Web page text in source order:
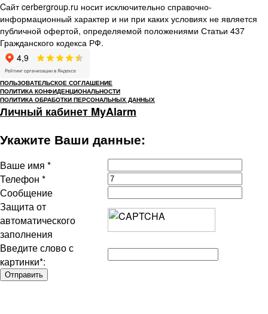
Cайт cerbergroup.ru носит исключительно справочно-
информационный характер и ни при каких условиях не является
публичной офертой, определяемой положениями Статьи 437
Гражданского кодекса РФ.
ПОЛЬЗОВАТЕЛЬСКОЕ СОГЛАШЕНИЕ
ПОЛИТИКА КОНФИДЕНЦИОНАЛЬНОСТИ
ПОЛИТИКА ОБРАБОТКИ ПЕРСОНАЛЬНЫХ ДАННЫХ
Личный кабинет MyAlarm
Укажите Ваши данные:
Ваше имя *
Телефон *
Сообщение
Защита от
автоматического
заполнения
Введите слово с
картинки*: